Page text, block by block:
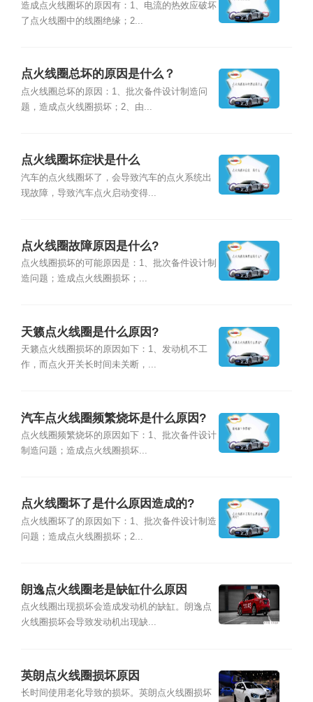
造成点火线圈坏的原因有：1、电流的热效应破坏
了点火线圈中的线圈绝缘；2...
点火线圈总坏的原因是什么？
点火线圈总坏的原因：1、批次备件设计制造问
题，造成点火线圈损坏；2、由...
点火线圈坏症状​是什么
汽车的点火线圈坏了，会导致汽车的点火系统出
现故障，导致汽车点火启动变得...
点火线圈故障原因是什么?
点火线圈损坏的可能原因是：1、批次备件设计制
造问题；造成点火线圈损坏；...
天籁点火线圈是什么原因?
天籁点火线圈损坏的原因如下：1、发动机不工
作，而点火开关长时间未关断，...
汽车点火线圈频繁烧坏是什么原因?
点火线圈频繁烧坏的原因如下：1、批次备件设计
制造问题；造成点火线圈损坏...
点火线圈坏了是什么原因造成的?
点火线圈坏了的原因如下：1、批次备件设计制造
问题；造成点火线圈损坏；2...
朗逸点火线圈老是缺缸什么原因
点火线圈出现损坏会造成发动机的缺缸。朗逸点
火线圈损坏会导致发动机出现缺...
英朗点火线圈损坏原因
长时间使用老化导致的损坏。英朗点火线圈损坏